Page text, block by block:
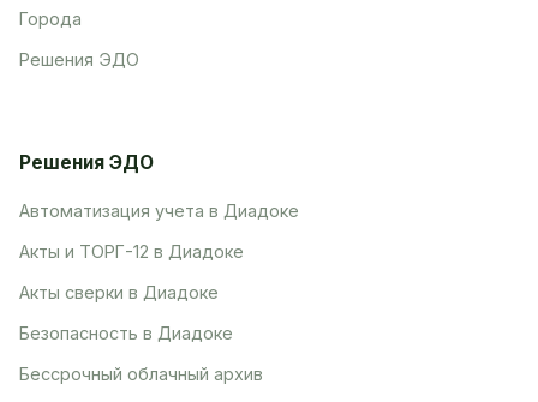
Города
Решения ЭДО
Решения ЭДО
Автоматизация учета в Диадоке
Акты и ТОРГ-12 в Диадоке
Акты сверки в Диадоке
Безопасность в Диадоке
Бессрочный облачный архив